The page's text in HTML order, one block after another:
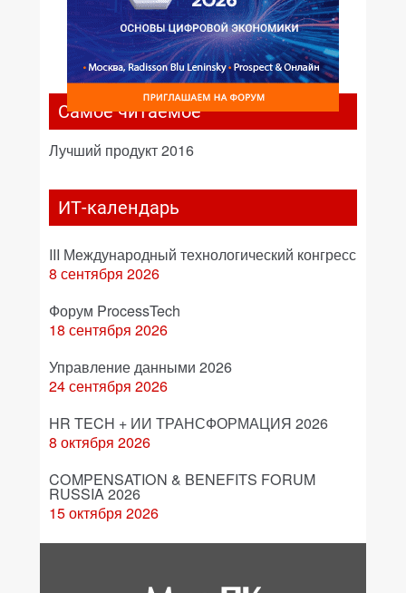
Самое читаемое
Лучший продукт 2016
ИТ-календарь
III Международный технологический конгресс
8 сентября 2026
Форум ProcessTech
18 сентября 2026
Управление данными 2026
24 сентября 2026
HR TECH + ИИ ТРАНСФОРМАЦИЯ 2026
8 октября 2026
COMPENSATION & BENEFITS FORUM
RUSSIA 2026
15 октября 2026